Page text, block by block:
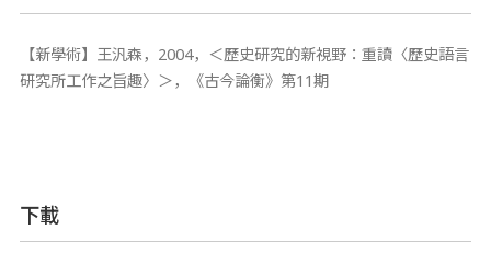
【新學術】王汎森，2004，＜歷史研究的新視野：重讀〈歷史語言
研究所工作之旨趣〉＞，《古今論衡》第11期
下載